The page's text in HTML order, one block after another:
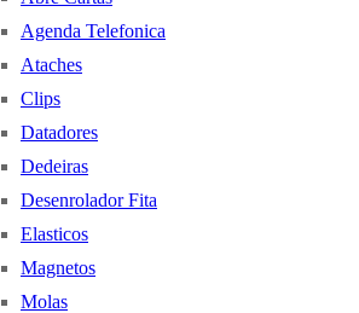
Agenda Telefonica
Ataches
Clips
Datadores
Dedeiras
Desenrolador Fita
Elasticos
Magnetos
Molas